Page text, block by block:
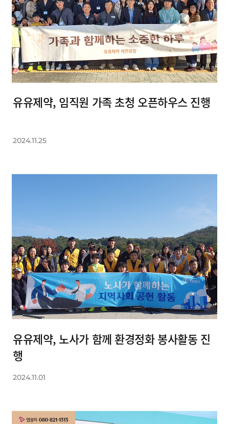
유유제약, 임직원 가족 초청 오픈하우스 진행
2024.11.25
유유제약, 노사가 함께 환경정화 봉사활동 진
행
2024.11.01